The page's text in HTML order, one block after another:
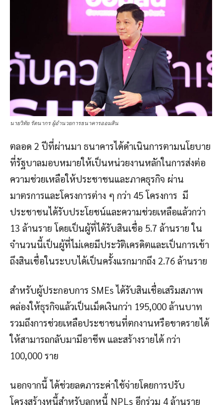
นายวิทัย รัตนากร ผู้อำนวยการธนาคารออมสิน
ตลอด 2 ปีที่ผ่านมา ธนาคารได้ดำเนินการตามนโยบาย
ที่รัฐบาลมอบหมายให้เป็นหน่วยงานหลักในการส่งต่อ
ความช่วยเหลือให้ประชาชนและภาคธุรกิจ ผ่าน
มาตรการและโครงการต่าง ๆ กว่า 45 โครงการ มี
ประชาชนได้รับประโยชน์และความช่วยเหลือแล้วกว่า
13 ล้านราย โดยเป็นผู้ที่ได้รับสินเชื่อ 5.7 ล้านราย ใน
จำนวนนี้เป็นผู้ที่ไม่เคยมีประวัติเครดิตและเป็นการเข้า
ถึงสินเชื่อในระบบได้เป็นครั้งแรกมากถึง 2.76 ล้านราย
สำหรับผู้ประกอบการ SMEs ได้รับสินเชื่อเสริมสภาพ
คล่องให้ธุรกิจแล้วเป็นเม็ดเงินกว่า 195,000 ล้านบาท
รวมถึงการช่วยเหลือประชาชนที่ตกงานหรือขาดรายได้
ให้สามารถกลับมามีอาชีพ และสร้างรายได้ กว่า
100,000 ราย
นอกจากนี้ ได้ช่วยลดภาระค่าใช้จ่ายโดยการปรับ
โครงสร้างหนี้สำหรับลูกหนี้ NPLs อีกร่วม 4 ล้านราย